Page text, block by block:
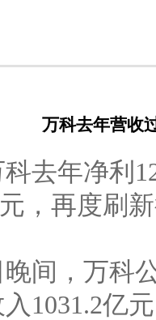
万科去年营收
去年净利
元，再度刷
，万科公
1031.2亿